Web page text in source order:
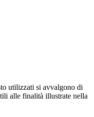
utilizzati si avvalgono di
alle finalità illustrate nella